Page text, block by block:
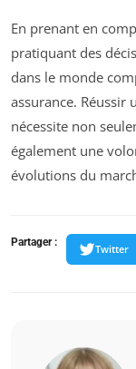
En prenant en
pratiquant des
dans le monde
assurance. Réussir
nécessite non
également une
évolutions du
Partager :
Twitter